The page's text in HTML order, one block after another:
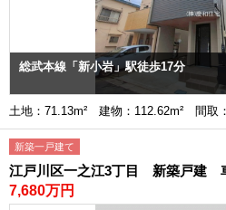
総武本線「新小岩」駅徒歩17分
土地：71.13m² 建物：112.62m² 間取
新築一戸建て
江戸川区一之江3丁目 新築戸建
7,680万円